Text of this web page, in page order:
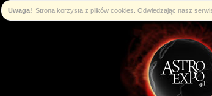
Uwaga! Strona korzysta z plików cookies. Odwiedzając nasz